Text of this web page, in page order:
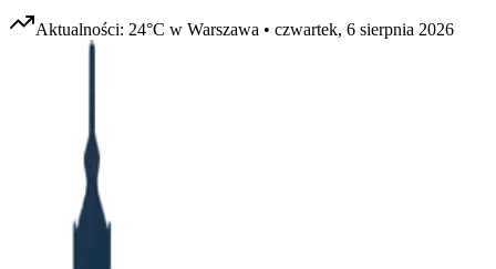
Aktualności: 24°C w Warszawa • czwartek, 6 sierpnia 2026